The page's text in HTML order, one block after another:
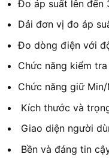
Đo áp suất lên đến
Dải đơn vị đo áp
Đo dòng điện với
Chức năng kiểm
Chức năng giữ Min/
Kích thước và
Giao diện người
Bền và đáng tin